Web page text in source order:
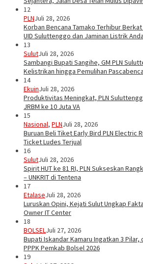
12
PLNJuli 28, 2026
Korban Bencana Tamako Terhibur Berkat
UID Suluttenggo dan Jaminan Listrik
13
SulutJuli 28, 2026
Sambangi Bupati Sangihe, GM PLN
Kelistrikan hingga Pemulihan
14
EkuinJuli 28, 2026
Produktivitas Meningkat, PLN
JRBM ke 10 Juta VA
15
Nasional, PLNJuli 28, 2026
Buruan Beli Tiket Early Bird PLN Electric
Ticket Ludes Terjual
16
SulutJuli 28, 2026
Spirit HUT ke 81 RI, PLN Sukseskan
– UNKRIT di Tentena
17
EtalaseJuli 28, 2026
Luruskan Opini, Kejati Sulut Ungkap
Owner IT Center
18
BOLSELJuli 27, 2026
Bupati Iskandar Kamaru Ingatkan 3
PPPK Pemkab Bolsel 2026
19